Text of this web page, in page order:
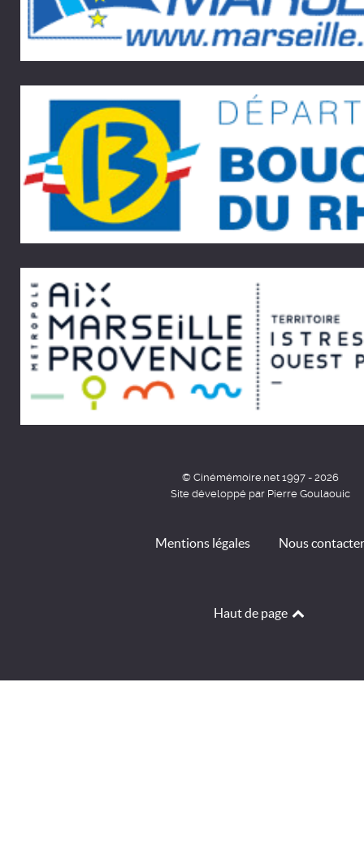
© Cinémémoire.net 1997 - 2026
Site développé par Pierre Goulaouic
Mentions légales Nous contacter
Haut de page